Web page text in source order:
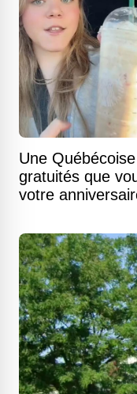
Une
gratuités que
votre